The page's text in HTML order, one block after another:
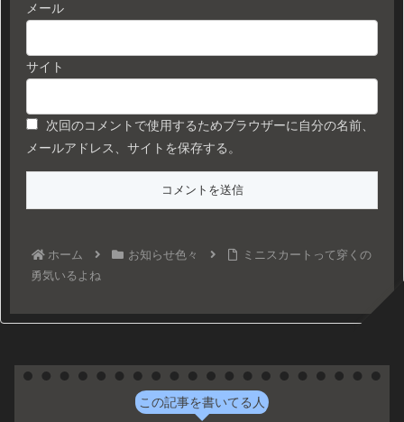
メール
サイト
次回のコメントで使用するためブラウザーに自分の名前、
メールアドレス、サイトを保存する。
ホーム お知らせ色々
ミニスカートって穿くの
勇気いるよね
この記事を書いてる人